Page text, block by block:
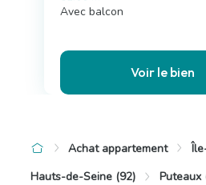
Avec balcon
Voir le bien
Achat appartement
Hauts-de-Seine (92)
Puteaux